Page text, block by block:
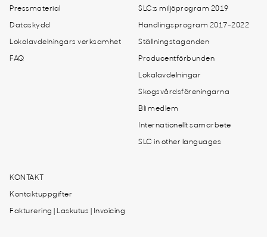
Pressmaterial
Dataskydd
Lokalavdelningars verksamhet
FAQ
SLC:s miljöprogram 2019
Handlingsprogram 2017-2022
Ställningstaganden
Producentförbunden
Lokalavdelningar
Skogsvårdsföreningarna
Bli medlem
Internationellt samarbete
SLC in other languages
KONTAKT
Kontaktuppgifter
Fakturering | Laskutus | Invoicing